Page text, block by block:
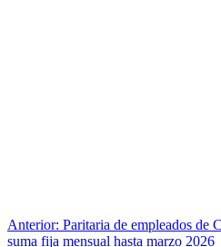
Anterior: Paritaria de empleados de
suma fija mensual hasta marzo 2026